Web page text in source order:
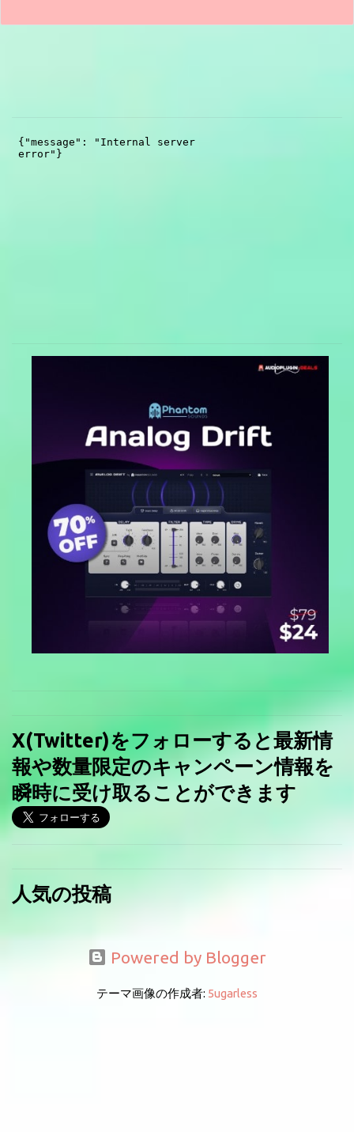
X(Twitter)をフォローすると最新情
報や数量限定のキャンペーン情報を
瞬時に受け取ることができます
人気の投稿
Powered by Blogger
テーマ画像の作成者: 5ugarless